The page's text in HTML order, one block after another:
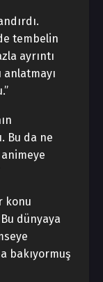
tembelin
ayrıntı
Bu da ne
konu
dünyaya
bakıyormuş